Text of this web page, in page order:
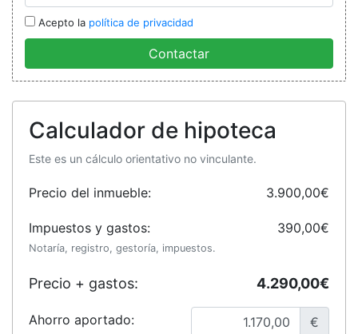
Acepto la política de privacidad
Contactar
Calculador de hipoteca
Este es un cálculo orientativo no vinculante.
Precio del inmueble: 3.900,00€
Impuestos y gastos:
Notaría, registro, gestoría, impuestos.
390,00€
Precio + gastos: 4.290,00€
Ahorro aportado: €